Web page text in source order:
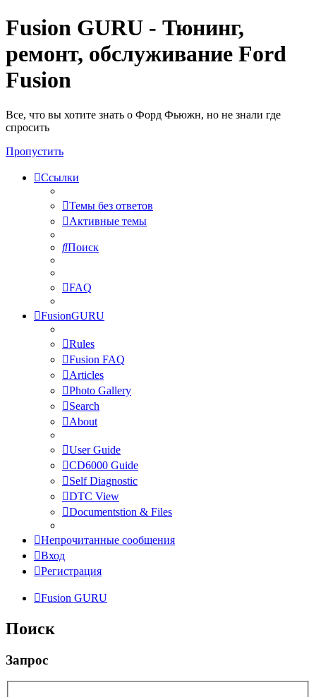
Fusion GURU - Тюнинг,
ремонт, обслуживание Ford
Fusion
Все, что вы хотите знать о Форд Фьюжн, но не знали где
спросить
Пропустить
Ссылки
Темы без ответов
Активные темы
Поиск
FAQ
FusionGURU
Rules
Fusion FAQ
Articles
Photo Gallery
Search
About
User Guide
CD6000 Guide
Self Diagnostic
DTC View
Documentstion & Files
Непрочитанные сообщения
Вход
Регистрация
Fusion GURU
Поиск
Запрос